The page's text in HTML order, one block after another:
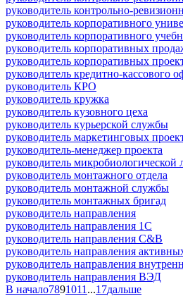
руководитель контрольно-
руководитель корпоративного
руководитель корпоративного
руководитель корпоративных
руководитель корпоративных
руководитель кредитно-кассового
руководитель КРО
руководитель кружка
руководитель кузовного цеха
руководитель курьерской службы
руководитель маркетинговых
руководитель-менеджер проекта
руководитель микробиологической
руководитель монтажного отдела
руководитель монтажной службы
руководитель монтажных бригад
руководитель направления
руководитель направления 1С
руководитель направления C&B
руководитель направления
руководитель направления
руководитель направления ВЭД
В начало7891011 ...17дальше